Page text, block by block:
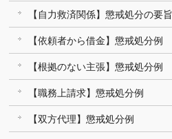
【自力救済関係】懲戒処分の要旨
【依頼者から借金】懲戒処分例
【根拠のない主張】懲戒処分例
【職務上請求】懲戒処分例
【双方代理】懲戒処分例